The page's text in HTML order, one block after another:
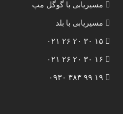
مسیریابی با گوگل مپ
مسیریابی با بلد